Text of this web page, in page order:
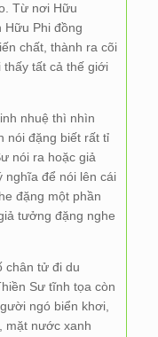
Từ nơi Hữu
Phi đồng
chất, thành ra cõi
tất cả thế giới
nhuệ thì nhìn
nói đặng biết rất tỉ
nói ra hoặc giả
nghĩa để nói lên cái
đặng một phần
tưởng đặng nghe
chân tử đi du
Sư tĩnh tọa còn
ngó biển khơi,
mặt nước xanh